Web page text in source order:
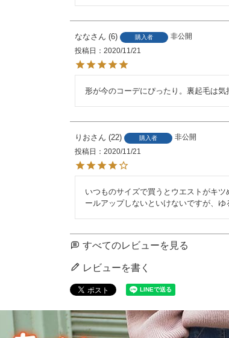
なな 6 購入者
非公開
投稿日
2020/11/21
形が今のコーデにぴったり。裏起毛は気
りお 22 購入者
非公開
投稿日
2020/11/21
いつものサイズで買うとウエストがキ
ールアップしないといけないですが、ゆ
すべてのレビューを見る
レビューを書く